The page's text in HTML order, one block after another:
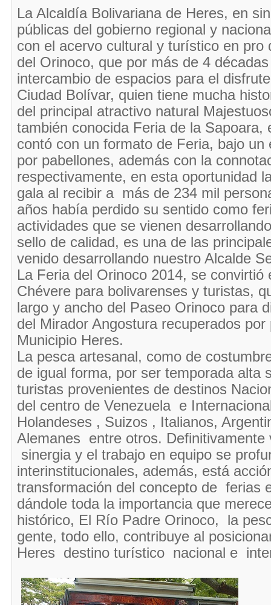
La Alcaldía Bolivariana de Heres, en
públicas del gobierno regional y
con el acervo cultural y turístico en pro
del Orinoco, que por más de 4
intercambio de espacios para el
Ciudad Bolívar, quien tiene mucha
del principal atractivo natural
también conocida Feria de la
contó con un formato de Feria, bajo un
por pabellones, además con la
respectivamente, en esta oportunidad
gala al recibir a más de 234 mil
años había perdido su sentido como
actividades que se vienen
sello de calidad, es una de las
venido desarrollando nuestro Alcalde
La Feria del Orinoco 2014, se
Chévere para bolivarenses y turistas,
largo y ancho del Paseo Orinoco para
del Mirador Angostura recuperados
Municipio Heres.
La pesca artesanal, como de
de igual forma, por ser temporada alta
turistas provenientes de destinos
del centro de Venezuela e
Holandeses , Suizos , Italianos,
Alemanes entre otros. Definitivamente
sinergia y el trabajo en equipo se
interinstitucionales, además, está
transformación del concepto de ferias
dándole toda la importancia que
histórico, El Río Padre Orinoco, la
gente, todo ello, contribuye al
Heres destino turístico nacional e